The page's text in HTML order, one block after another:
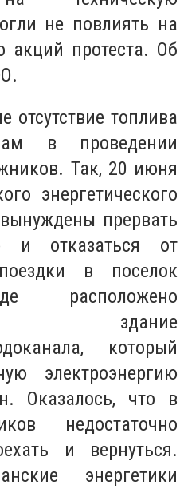
не повлиять на
акций протеста. Об
отсутствие топлива
в проведении
Так, 20 июня
энергетического
прервать
и отказаться от
в поселок
расположено
здание
который
электроэнергию
Оказалось, что в
недостаточно
и вернуться.
энергетики